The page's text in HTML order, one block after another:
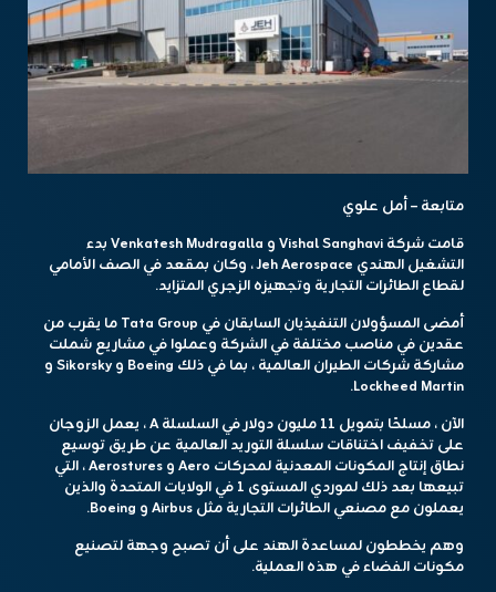
متابعة – أمل علوي
قامت شركة Vishal Sanghavi و Venkatesh Mudragalla بدء
التشغيل الهندي Jeh Aerospace ، وكان بمقعد في الصف الأمامي
لقطاع الطائرات التجارية وتجهيزه الزجري المتزايد.
أمضى المسؤولان التنفيذيان السابقان في Tata Group ما يقرب من
عقدين في مناصب مختلفة في الشركة وعملوا في مشاريع شملت
مشاركة شركات الطيران العالمية ، بما في ذلك Boeing و Sikorsky و
Lockheed Martin.
الآن ، مسلحًا بتمويل 11 مليون دولار في السلسلة A ، يعمل الزوجان
على تخفيف اختناقات سلسلة التوريد العالمية عن طريق توسيع
نطاق إنتاج المكونات المعدنية لمحركات Aero و Aerostures ، التي
تبيعها بعد ذلك لموردي المستوى 1 في الولايات المتحدة والذين
يعملون مع مصنعي الطائرات التجارية مثل Airbus و Boeing.
وهم يخططون لمساعدة الهند على أن تصبح وجهة لتصنيع
مكونات الفضاء في هذه العملية.